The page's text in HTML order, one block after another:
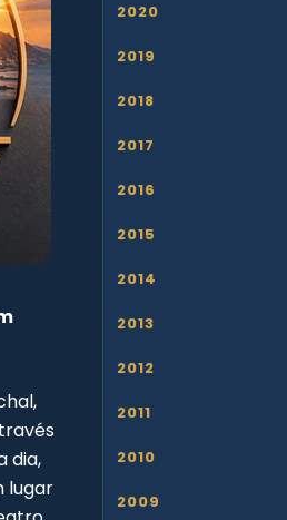
dia,
lugar
2020
2019
2018
2017
2016
2015
2014
2013
2012
2011
2010
2009